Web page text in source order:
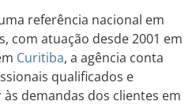
referência nacional em
com atuação desde 2001 em
Curitiba, a agência conta
qualificados e
demandas dos clientes em